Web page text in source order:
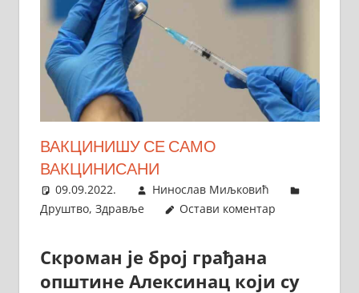
ВАКЦИНИШУ СЕ САМО
ВАКЦИНИСАНИ
09.09.2022.
Нинослав Миљковић
Друштво, Здравље Остави коментар
Скроман је број грађана
општине Алексинац који су